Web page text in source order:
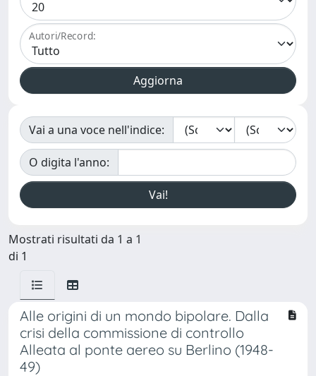
Autori/Record:
Vai a una voce nell'indice:
O digita l'anno:
Mostrati risultati da 1 a 1
di 1
Alle origini di un mondo bipolare. Dalla
crisi della commissione di controllo
Alleata al ponte aereo su Berlino (1948-
49)